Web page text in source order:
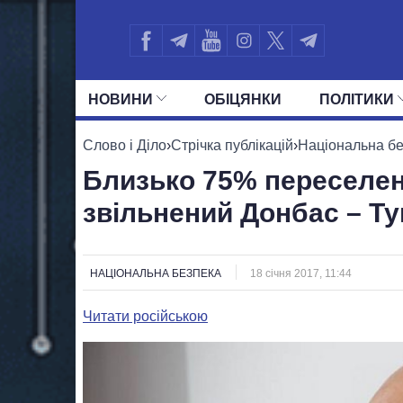
НОВИНИ ОБIЦЯНКИ ПОЛIТИКИ
УСІ ПОЛІТИКИ ПРЕЗИДЕНТ І
Слово і Діло›Стрічка публікацій›Національна
Близько 75%
звільнений Донбас –
НАЦІОНАЛЬНА БЕЗПЕКА 18 січня 2017, 11:44
Читати російською